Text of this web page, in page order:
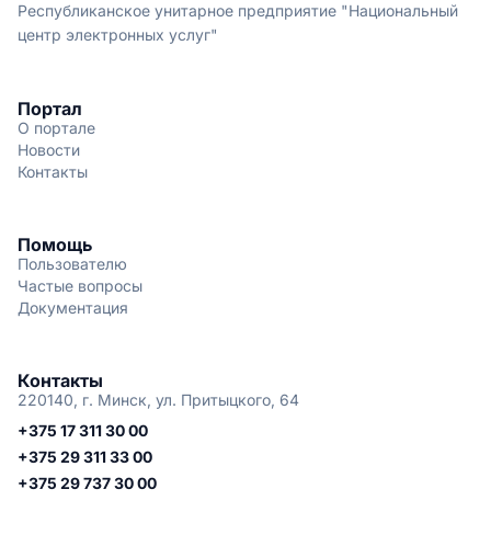
Республиканское унитарное предприятие "Национальный
центр электронных услуг"
Портал
О портале
Новости
Контакты
Помощь
Пользователю
Частые вопросы
Документация
Контакты
220140, г. Минск, ул. Притыцкого, 64
+375 17 311 30 00
+375 29 311 33 00
+375 29 737 30 00